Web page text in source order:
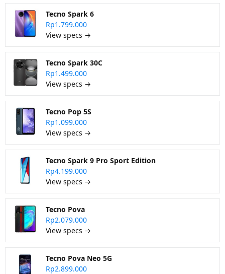
Tecno Spark 6
Rp1.799.000
View specs →
Tecno Spark 30C
Rp1.499.000
View specs →
Tecno Pop 5S
Rp1.099.000
View specs →
Tecno Spark 9 Pro Sport Edition
Rp4.199.000
View specs →
Tecno Pova
Rp2.079.000
View specs →
Tecno Pova Neo 5G
Rp2.899.000